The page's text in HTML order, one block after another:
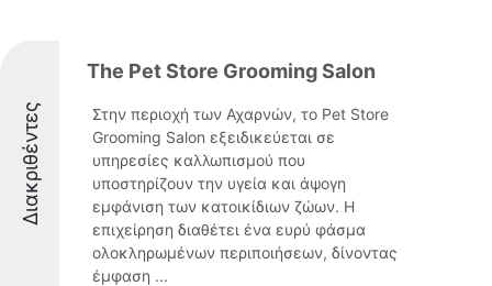
Διακριθέντες
The Pet Store Grooming Salon
Στην περιοχή των Αχαρνών, το Pet Store
Grooming Salon εξειδικεύεται σε
υπηρεσίες καλλωπισμού που
υποστηρίζουν την υγεία και άψογη
εμφάνιση των κατοικίδιων ζώων. Η
επιχείρηση διαθέτει ένα ευρύ φάσμα
ολοκληρωμένων περιποιήσεων, δίνοντας
έμφαση ...